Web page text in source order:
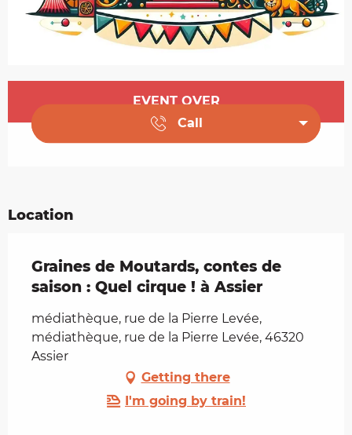
Opening hours & contact details
EVENT OVER
Call
Location
Graines de Moutards, contes de
saison : Quel cirque ! à Assier
médiathèque, rue de la Pierre Levée,
médiathèque, rue de la Pierre Levée, 46320
Assier
Getting there
I'm going by train!